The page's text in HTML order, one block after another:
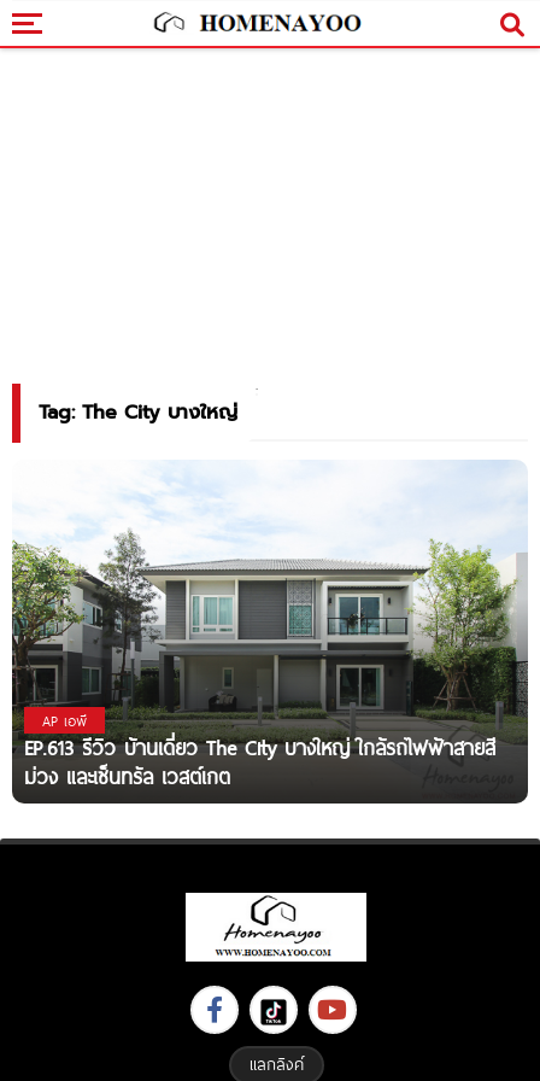
Tag: The City บางใหญ่
AP เอพี
EP.613 รีวิว บ้านเดี่ยว The City บางใหญ่ ใกล้รถไฟฟ้าสายสี
ม่วง และเซ็นทรัล เวสต์เกต
แลกลิงค์